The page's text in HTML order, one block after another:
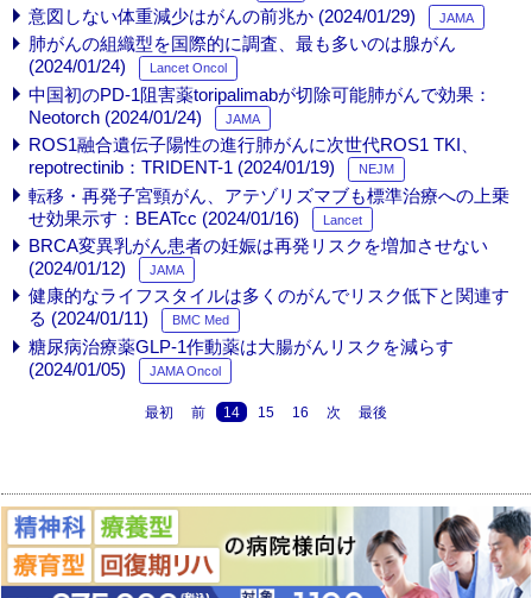
意図しない体重減少はがんの前兆か (2024/01/29) JAMA
肺がんの組織型を国際的に調査、最も多いのは腺がん
(2024/01/24)
Lancet Oncol
中国初のPD-1阻害薬toripalimabが切除可能肺がんで効果：
Neotorch (2024/01/24)
JAMA
ROS1融合遺伝子陽性の進行肺がんに次世代ROS1 TKI、
repotrectinib：TRIDENT-1 (2024/01/19)
NEJM
転移・再発子宮頸がん、アテゾリズマブも標準治療への上乗
せ効果示す：BEATcc (2024/01/16)
Lancet
BRCA変異乳がん患者の妊娠は再発リスクを増加させない
(2024/01/12)
JAMA
健康的なライフスタイルは多くのがんでリスク低下と関連す
る (2024/01/11)
BMC Med
糖尿病治療薬GLP-1作動薬は大腸がんリスクを減らす
(2024/01/05)
JAMA Oncol
最初 前 14 15 16 次 最後